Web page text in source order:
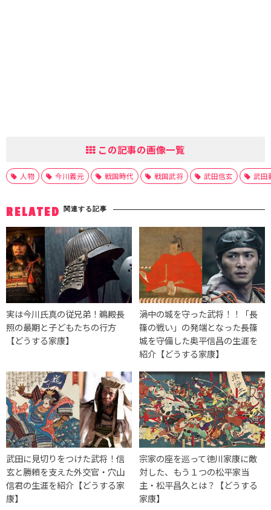
この記事の画像一覧
人物 今川義元 戦国時代 戦国武将 武田信玄 武田
RELATED 関連する記事
実は今川氏真の従兄弟！鵜殿長
照の最期と子どもたちの行方
【どうする家康】
渦中の城を守った武将！！「長
篠の戦い」の発端となった長篠
城を守備した奥平信昌の生涯を
紹介【どうする家康】
武田に見切りをつけた武将！信
玄と勝頼を支えた外交官・穴山
信君の生涯を紹介【どうする家
康】
宗家の座を巡って徳川家康に敵
対した、もう１つの松平家当
主・松平昌久とは？【どうする
家康】